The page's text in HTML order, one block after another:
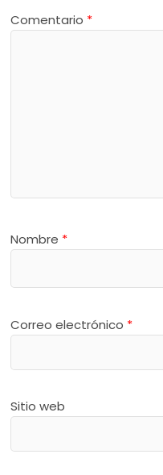
Comentario *
Nombre *
Correo electrónico *
Sitio web